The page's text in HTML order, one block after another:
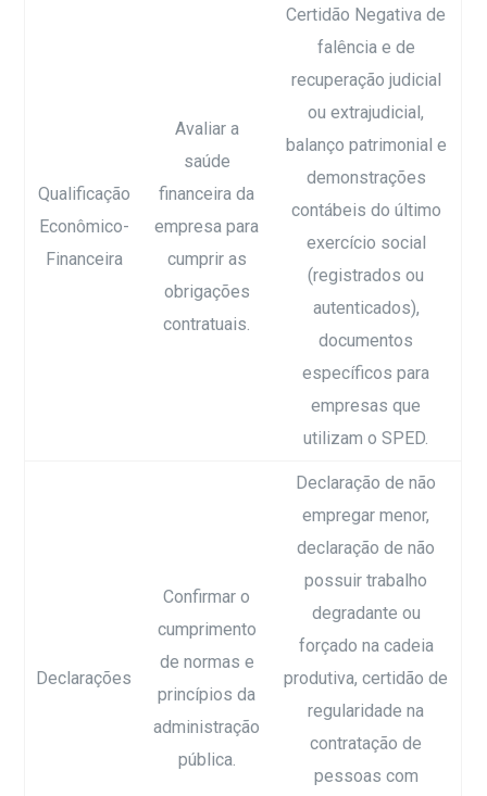
Qualificação
Econômico-
Financeira
Avaliar a
saúde
financeira da
empresa para
cumprir as
obrigações
contratuais.
Certidão Negativa de
falência e de
recuperação judicial
ou extrajudicial,
balanço patrimonial e
demonstrações
contábeis do último
exercício social
(registrados ou
autenticados),
documentos
específicos para
empresas que
utilizam o SPED.
Declarações
Confirmar o
cumprimento
de normas e
princípios da
administração
pública.
Declaração de não
empregar menor,
declaração de não
possuir trabalho
degradante ou
forçado na cadeia
produtiva, certidão de
regularidade na
contratação de
pessoas com